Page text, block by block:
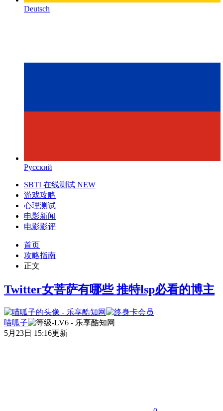
Deutsch
Русский
SBTI 在线测试 NEW
游戏攻略
心理测试
电影新闻
电影影评
首页
攻略指南
正文
Twitter女菩萨有哪些 推特lsp必看的博主
喵呱子
5月23日 15:16更新